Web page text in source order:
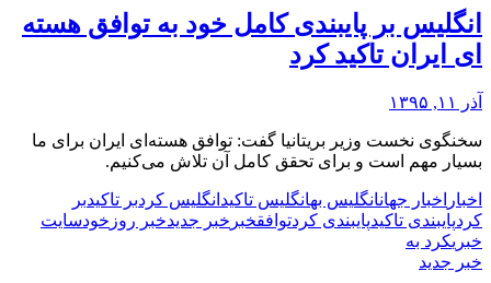
انگلیس بر پایبندی کامل خود به توافق هسته
ای ایران تاکید کرد
آذر ۱۱, ۱۳۹۵
سخنگوی نخست وزیر بریتانیا گفت: توافق هسته‌ای ایران برای ما
بسیار مهم است و برای تحقق کامل آن تلاش می‌کنیم.
اخبار اخبار جهانانگلیس بهانگلیس تاکید انگلیس کردبر تاکیدبر
کردپایبندی تاکیدپایبندی کردتوافقخبر خبر جدیدخبر روز خودسایت
خبریکرد به
خبر جدید